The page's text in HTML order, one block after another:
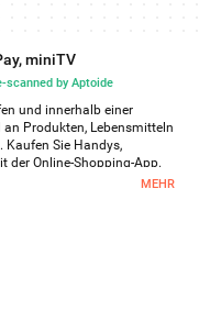
miniTV
scanned by Aptoide
und innerhalb einer
Produkten, Lebensmitteln
Kaufen Sie Handys,
der Online-Shopping-App.
Sie Zahlungen mit Amazon
MEHR